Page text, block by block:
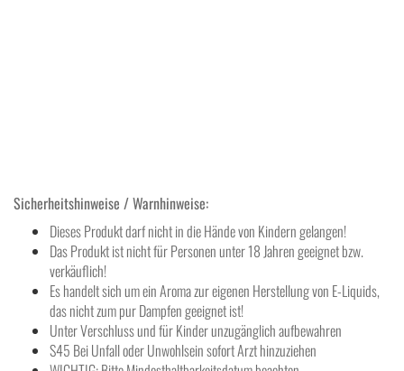
Sicherheitshinweise / Warnhinweise:
Dieses Produkt darf nicht in die Hände von Kindern gelangen!
Das Produkt ist nicht für Personen unter 18 Jahren geeignet bzw.
verkäuflich!
Es handelt sich um ein Aroma zur eigenen Herstellung von E-Liquids,
das nicht zum pur Dampfen geeignet ist!
Unter Verschluss und für Kinder unzugänglich aufbewahren
S45 Bei Unfall oder Unwohlsein sofort Arzt hinzuziehen